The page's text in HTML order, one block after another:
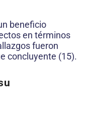
beneficio
en términos
fueron
concluyente (15).